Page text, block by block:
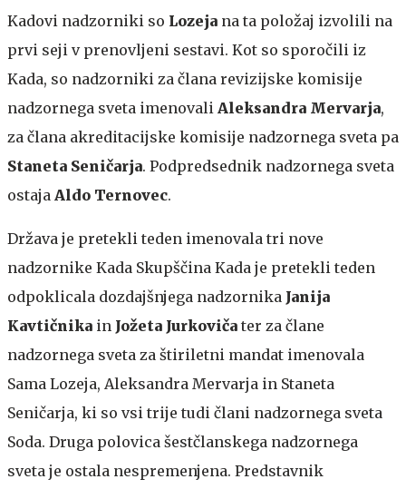
Kadovi nadzorniki so Lozeja na ta položaj izvolili na
prvi seji v prenovljeni sestavi. Kot so sporočili iz
Kada, so nadzorniki za člana revizijske komisije
nadzornega sveta imenovali Aleksandra Mervarja,
za člana akreditacijske komisije nadzornega sveta pa
Staneta Seničarja. Podpredsednik nadzornega sveta
ostaja Aldo Ternovec.
Država je pretekli teden imenovala tri nove
nadzornike Kada Skupščina Kada je pretekli teden
odpoklicala dozdajšnjega nadzornika Janija
Kavtičnika in Jožeta Jurkoviča ter za člane
nadzornega sveta za štiriletni mandat imenovala
Sama Lozeja, Aleksandra Mervarja in Staneta
Seničarja, ki so vsi trije tudi člani nadzornega sveta
Soda. Druga polovica šestčlanskega nadzornega
sveta je ostala nespremenjena. Predstavnik